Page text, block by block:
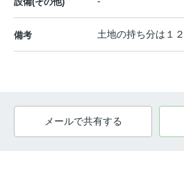
備考 土地の持ち分は１
メールで共有する